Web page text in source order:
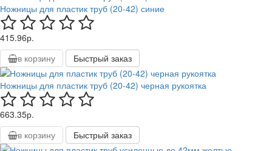
Ножницы для пластик труб (20-42) синие
415.96р.
в корзину
Быстрый заказ
Ножницы для пластик труб (20-42) черная рукоятка
663.35р.
в корзину
Быстрый заказ